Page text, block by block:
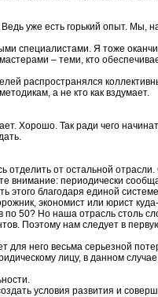
уже есть горький опыт.
специалистами. Я тоже
– теми, кто
распространялся
а не кто как вздумает.
Так ради чего
от остальной
внимание: периодически
благодаря единой
экономист или юрист
50? Но наша отрасль столь
Поэтому нам следует в
для него весьма серьезной
лицу, в данном случае
условия развития и